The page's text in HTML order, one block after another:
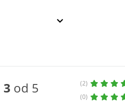
3 od 5
(2)
(0)